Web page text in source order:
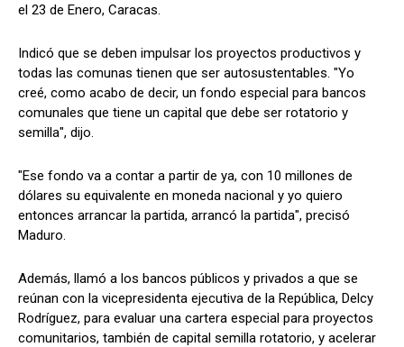
el 23 de Enero, Caracas.
Indicó que se deben impulsar los proyectos productivos y
todas las comunas tienen que ser autosustentables. "Yo
creé, como acabo de decir, un fondo especial para bancos
comunales que tiene un capital que debe ser rotatorio y
semilla", dijo.
"Ese fondo va a contar a partir de ya, con 10 millones de
dólares su equivalente en moneda nacional y yo quiero
entonces arrancar la partida, arrancó la partida", precisó
Maduro.
Además, llamó a los bancos públicos y privados a que se
reúnan con la vicepresidenta ejecutiva de la República, Delcy
Rodríguez, para evaluar una cartera especial para proyectos
comunitarios, también de capital semilla rotatorio, y acelerar